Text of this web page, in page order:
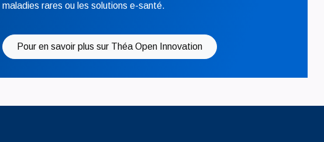
maladies rares ou les solutions e-santé.
Pour en savoir plus sur Théa Open Innovation